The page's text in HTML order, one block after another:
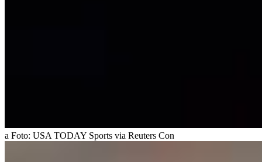
a Foto: USA TODAY Sports via Reuters Con